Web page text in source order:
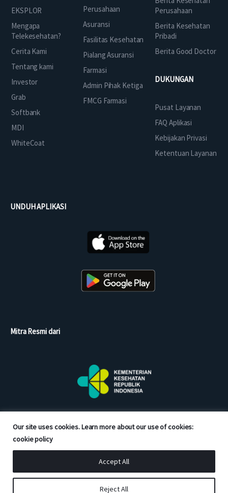
Our site uses cookies. Learn more about our use of cookies:
cookie policy
Reject All
Accept All
EKSPLOR
Mengapa
Telekesehatan?
Cerita Kami
Tentang kami
Investor
Grab
Softbank
MDI
WhiteCoat
Perusahaan
Asuransi
Fasilitas Kesehatan
Pialang Asuransi
Farmasi
Admin Pihak Ketiga
FMCG Farmasi
Perusahaan
Berita Kesehatan
Pribadi
Berita Good Doctor
DUKUNGAN
Pusat Layanan
FAQ Aplikasi
Kebijakan Privasi
Ketentuan Layanan
UNDUH APLIKASI
Mitra Resmi dari
Copyright © 2026 Good Doctor. All rights reserved.